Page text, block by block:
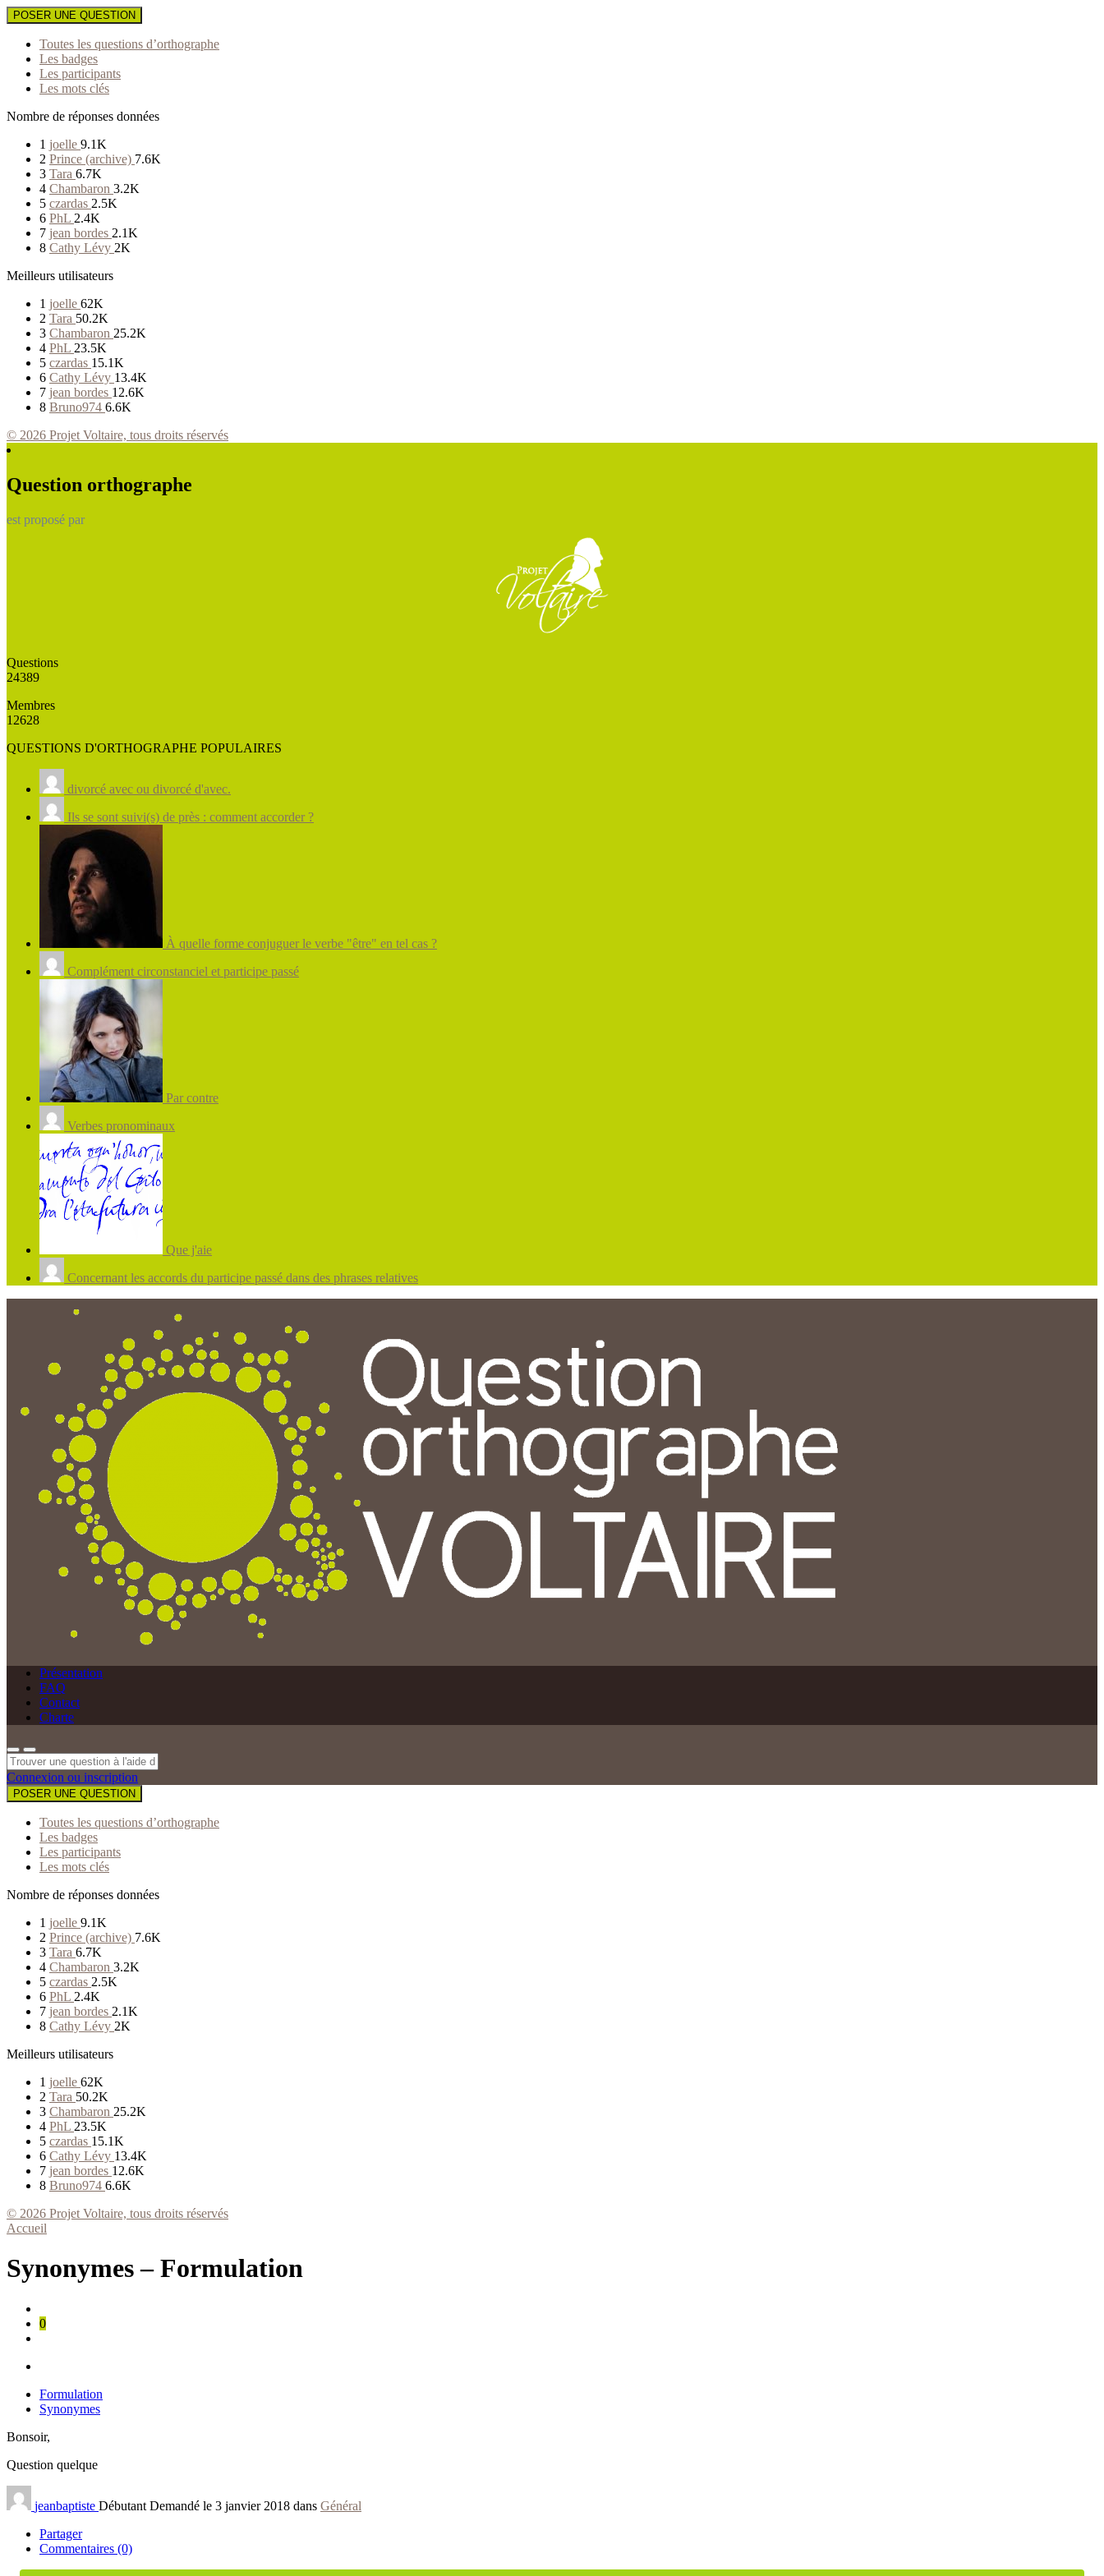
POSER UNE QUESTION
Toutes les questions d’orthographe
Les badges
Les participants
Les mots clés
Nombre de réponses données
1 joelle 9.1K
2 Prince (archive) 7.6K
3 Tara 6.7K
4 Chambaron 3.2K
5 czardas 2.5K
6 PhL 2.4K
7 jean bordes 2.1K
8 Cathy Lévy 2K
Meilleurs utilisateurs
1 joelle 62K
2 Tara 50.2K
3 Chambaron 25.2K
4 PhL 23.5K
5 czardas 15.1K
6 Cathy Lévy 13.4K
7 jean bordes 12.6K
8 Bruno974 6.6K
© 2026 Projet Voltaire, tous droits réservés
Question orthographe
est proposé par
Questions
24389
Membres
12628
QUESTIONS D'ORTHOGRAPHE POPULAIRES
divorcé avec ou divorcé d'avec.
Ils se sont suivi(s) de près : comment accorder ?
À quelle forme conjuguer le verbe "être" en tel cas ?
Complément circonstanciel et participe passé
Par contre
Verbes pronominaux
Que j'aie
Concernant les accords du participe passé dans des phrases relatives
Présentation
FAQ
Contact
Charte
Connexion ou inscription
POSER UNE QUESTION
Toutes les questions d’orthographe
Les badges
Les participants
Les mots clés
Nombre de réponses données
1 joelle 9.1K
2 Prince (archive) 7.6K
3 Tara 6.7K
4 Chambaron 3.2K
5 czardas 2.5K
6 PhL 2.4K
7 jean bordes 2.1K
8 Cathy Lévy 2K
Meilleurs utilisateurs
1 joelle 62K
2 Tara 50.2K
3 Chambaron 25.2K
4 PhL 23.5K
5 czardas 15.1K
6 Cathy Lévy 13.4K
7 jean bordes 12.6K
8 Bruno974 6.6K
© 2026 Projet Voltaire, tous droits réservés
Accueil
Synonymes – Formulation
0
Formulation
Synonymes
Bonsoir,
Question quelque
jeanbaptiste Débutant Demandé le 3 janvier 2018 dans Général
Partager
Commentaires (0)